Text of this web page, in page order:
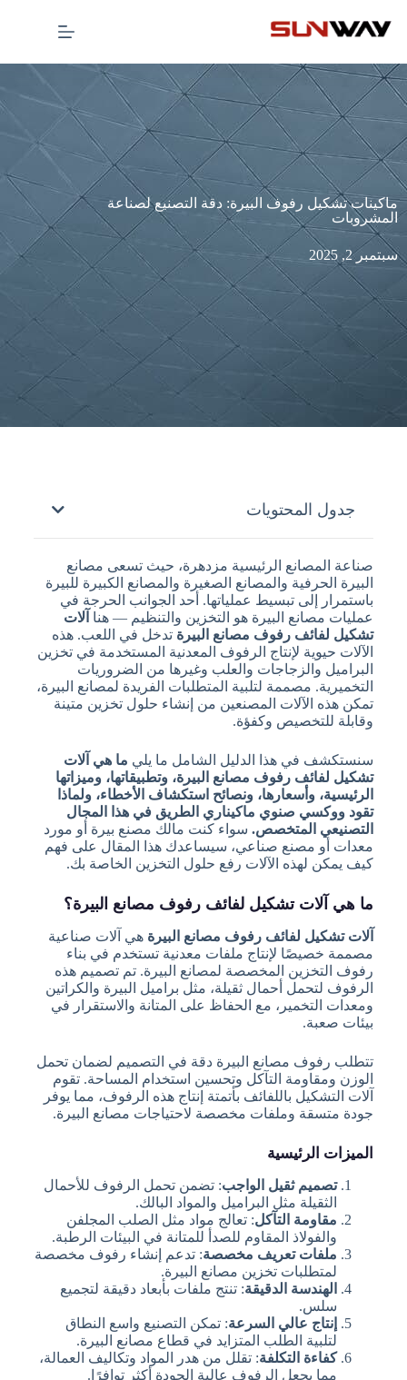
ماكينات تشكيل رفوف البيرة: دقة التصنيع لصناعة
المشروبات
سبتمبر 2, 2025
جدول المحتويات
صناعة المصانع الرئيسية مزدهرة، حيث تسعى مصانع
البيرة الحرفية والمصانع الصغيرة والمصانع الكبيرة للبيرة
باستمرار إلى تبسيط عملياتها. أحد الجوانب الحرجة في
عمليات مصانع البيرة هو التخزين والتنظيم — هنا آلات
تشكيل لفائف رفوف مصانع البيرة تدخل في اللعب. هذه
الآلات حيوية لإنتاج الرفوف المعدنية المستخدمة في تخزين
البراميل والزجاجات والعلب وغيرها من الضروريات
التخميرية. مصممة لتلبية المتطلبات الفريدة لمصانع البيرة،
تمكن هذه الآلات المصنعين من إنشاء حلول تخزين متينة
وقابلة للتخصيص وكفؤة.
سنستكشف في هذا الدليل الشامل ما يلي ما هي آلات
تشكيل لفائف رفوف مصانع البيرة، وتطبيقاتها، وميزاتها
الرئيسية، وأسعارها، ونصائح استكشاف الأخطاء، ولماذا
تقود ووكسي صنوي ماكيناري الطريق في هذا المجال
التصنيعي المتخصص.سواء كنت مالك مصنع بيرة أو مورد
معدات أو مصنع صناعي، سيساعدك هذا المقال على فهم
كيف يمكن لهذه الآلات رفع حلول التخزين الخاصة بك.
ما هي آلات تشكيل لفائف رفوف مصانع البيرة؟
آلات تشكيل لفائف رفوف مصانع البيرة هي آلات صناعية
مصممة خصيصًا لإنتاج ملفات معدنية تستخدم في بناء
رفوف التخزين المخصصة لمصانع البيرة. تم تصميم هذه
الرفوف لتحمل أحمال ثقيلة، مثل براميل البيرة والكراتين
ومعدات التخمير، مع الحفاظ على المتانة والاستقرار في
بيئات صعبة.
تتطلب رفوف مصانع البيرة دقة في التصميم لضمان تحمل
الوزن ومقاومة التآكل وتحسين استخدام المساحة. تقوم
آلات التشكيل باللفائف بأتمتة إنتاج هذه الرفوف، مما يوفر
جودة متسقة وملفات مخصصة لاحتياجات مصانع البيرة.
الميزات الرئيسية
تصميم ثقيل الواجب: تضمن تحمل الرفوف للأحمال
الثقيلة مثل البراميل والمواد البالك.
مقاومة التآكل: تعالج مواد مثل الصلب المجلفن
والفولاذ المقاوم للصدأ للمتانة في البيئات الرطبة.
ملفات تعريف مخصصة: تدعم إنشاء رفوف مخصصة
لمتطلبات تخزين مصانع البيرة.
الهندسة الدقيقة: تنتج ملفات بأبعاد دقيقة لتجميع
سلس.
إنتاج عالي السرعة: تمكن التصنيع واسع النطاق
لتلبية الطلب المتزايد في قطاع مصانع البيرة.
كفاءة التكلفة: تقلل من هدر المواد وتكاليف العمالة،
مما يجعل الرفوف عالية الجودة أكثر توافرًا.